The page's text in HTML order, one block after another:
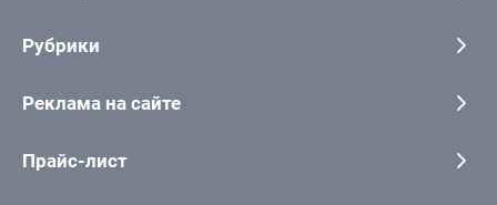
Рубрики
Реклама на сайте
Прайс-лист